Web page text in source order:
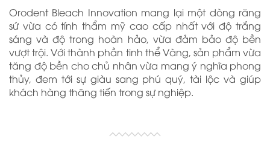
Orodent Bleach Innovation mang lại một dòng răng
sứ vừa có tính thẩm mỹ cao cấp nhất với độ trắng
sáng và độ trong hoàn hảo, vừa đảm bảo độ bền
vượt trội. Với thành phần tinh thể Vàng, sản phẩm vừa
tăng độ bền cho chủ nhân vừa mang ý nghĩa phong
thủy, đem tới sự giàu sang phú quý, tài lộc và giúp
khách hàng thăng tiến trong sự nghiệp.